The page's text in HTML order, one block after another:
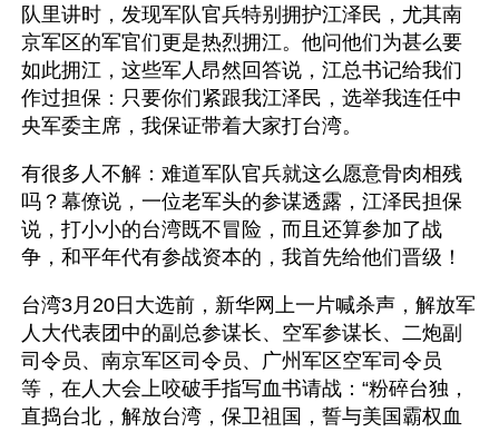
队里讲时，发现军队官兵特别拥护江泽民，尤其南
京军区的军官们更是热烈拥江。他问他们为甚么要
如此拥江，这些军人昂然回答说，江总书记给我们
作过担保：只要你们紧跟我江泽民，选举我连任中
央军委主席，我保证带着大家打台湾。
有很多人不解：难道军队官兵就这么愿意骨肉相残
吗？幕僚说，一位老军头的参谋透露，江泽民担保
说，打小小的台湾既不冒险，而且还算参加了战
争，和平年代有参战资本的，我首先给他们晋级！
台湾3月20日大选前，新华网上一片喊杀声，解放军
人大代表团中的副总参谋长、空军参谋长、二炮副
司令员、南京军区司令员、广州军区空军司令员
等，在人大会上咬破手指写血书请战：“粉碎台独，
直捣台北，解放台湾，保卫祖国，誓与美国霸权血